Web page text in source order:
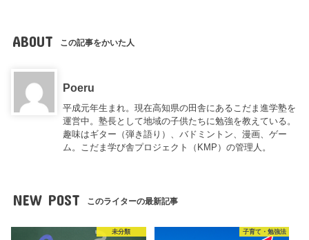
ABOUT この記事をかいた人
Poeru
平成元年生まれ。現在高知県の田舎にあるこだま進学塾を
運営中。塾長として地域の子供たちに勉強を教えている。
趣味はギター（弾き語り）、バドミントン、漫画、ゲー
ム。こだま学び舎プロジェクト（KMP）の管理人。
NEW POST このライターの最新記事
未分類 子育て・勉強法